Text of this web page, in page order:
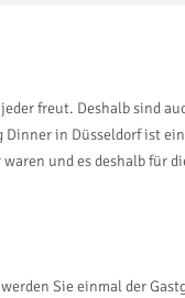
freut. Deshalb sind
Dinner in Düsseldorf ist
und es deshalb für
Sie einmal der